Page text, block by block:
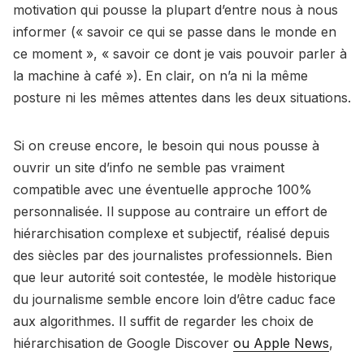
motivation qui pousse la plupart d’entre nous à nous
informer (« savoir ce qui se passe dans le monde en
ce moment », « savoir ce dont je vais pouvoir parler à
la machine à café »). En clair, on n’a ni la même
posture ni les mêmes attentes dans les deux situations.
Si on creuse encore, le besoin qui nous pousse à
ouvrir un site d’info ne semble pas vraiment
compatible avec une éventuelle approche 100%
personnalisée. Il suppose au contraire un effort de
hiérarchisation complexe et subjectif, réalisé depuis
des siècles par des journalistes professionnels. Bien
que leur autorité soit contestée, le modèle historique
du journalisme semble encore loin d’être caduc face
aux algorithmes. Il suffit de regarder les choix de
hiérarchisation de Google Discover ou Apple News,